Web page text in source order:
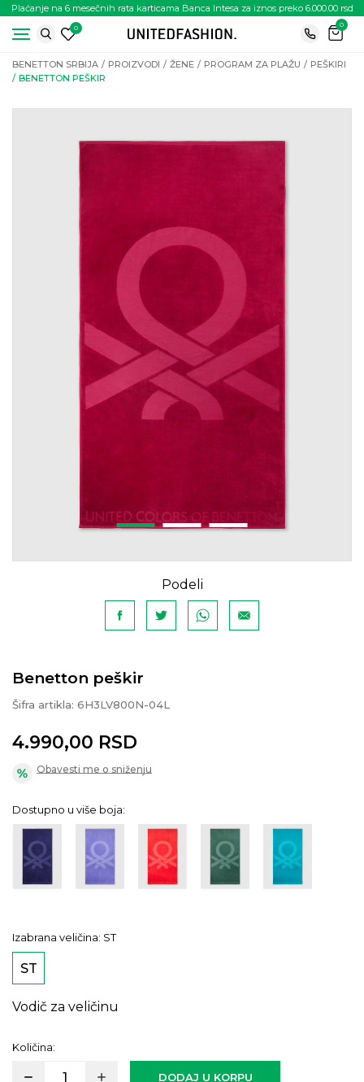
Plaćanje na 6 mesečnih rata karticama Banca Intesa za iznos preko 6.000.00 rsd
0
0
BENETTON SRBIJA PROIZVODI ŽENE PROGRAM ZA PLAŽU
PEŠKIRI
BENETTON PEŠKIR
Podeli
Benetton peškir
Šifra artikla: 6H3LV800N-04L
4.990,00 RSD
Obavesti me o sniženju
Dostupno u više boja:
Izabrana veličina: ST
ST
Vodič za veličinu
Količina:
DODAJ U KORPU